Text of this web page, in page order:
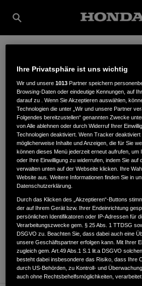
WEIMER
GARTEN-,
Hans-Böckler-Str. 1,63128
ANFAHRTSBESCHREIBUNG ANFORDERN
WEBSITE
Ihre Privatsphäre ist uns wichtig
Wir und unsere1013 Partner speichern
Browsing-Daten oder eindeutige Kennungen, auf
darauf zu . Wenn Sie Akzeptieren auswählen,
Technologien die unter „Wir und unsere Partner
Folgendes bereitzustellen“ genannten Zwecke
von Alle ablehnen oder durch Widerruf Ihrer
Technologien deaktiviert. Wenn Tracker
möglicherweise Inhalte und Anzeigen, die für Sie
können dieses Menü jederzeit erneut aufrufen, um
oder Ihre Einwilligung zu widerrufen, indem Sie auf
verwalten unten auf der Webseite klicken. Ihre
Website aus. Weitere Informationen finden Sie in
Datenschutzerklärung.
Durch das Klicken des „Akzeptieren“-Buttons
der auf Ihrem Gerät bzw. Ihrer Endeinrichtung
persönlichen Identifikatoren oder IP-Adressen für
Verarbeitungszwecke gem. § 25 Abs. 1 TTDSG
DSGVO zu. Beachten Sie, dass dabei auch eine
unsere Geschäftspartner erfolgen kann. Mit Ihrer
zugleich gem. Art.49 Abs.1 S.1 lit.a DSGVO
besteht dabei insbesondere das Risiko, dass Ihre
durch US-Behörden, zu Kontroll- und
auch ohne Rechtsbehelfsmöglichkeiten,